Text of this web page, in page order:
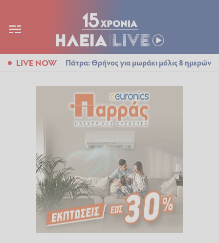
LIVE NOW Πάτρα: Θρήνος για μωράκι μόλις 8 ημερών